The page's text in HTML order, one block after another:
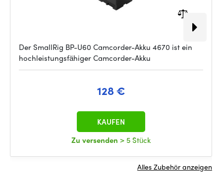
Der SmallRig BP-U60 Camcorder-Akku 4670 ist ein
hochleistungsfähiger Camcorder-Akku
128 €
Zu versenden > 5 Stück
KAUFEN
Alles Zubehör anzeigen